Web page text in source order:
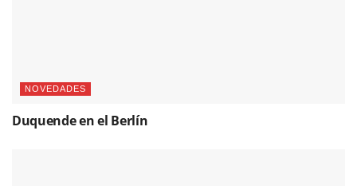
NOVEDADES
Duquende en el Berlín